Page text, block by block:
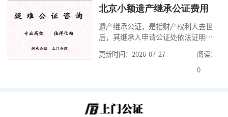
料外，公证咨询告诉大家，我们有必
京婚前财产公证机构？了解这些不仅
有利于我们根
北京小额遗产继承公证费用
遗产继承公证，是指财产权利人去世
后，其继承人申请公证处依法证明继
的证明活动。通过公证，继承人可以
拿着享有继承权的公证书办理遗产过
费。我们在办理继承公证的时候，需
更新时间：2026-07-27
阅读：
0